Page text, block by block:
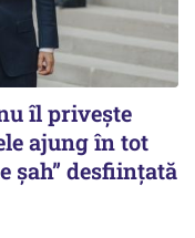
îl privește
ajung în tot
șah” desființată